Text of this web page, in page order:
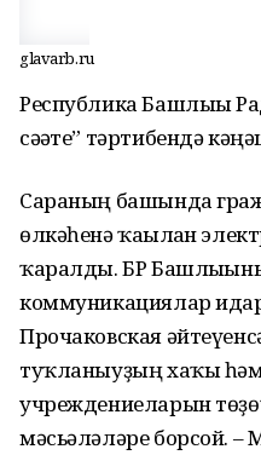
glavarb.ru
Республика Башлығы
сәғәте” тәртибендә
Сараның башында
өлкәһенә ҡағылған
ҡаралды. БР
коммуникациялар
Прочаковская
туҡланыуҙың хаҡы
учреждениеларын
мәсьәләләре борсой. –